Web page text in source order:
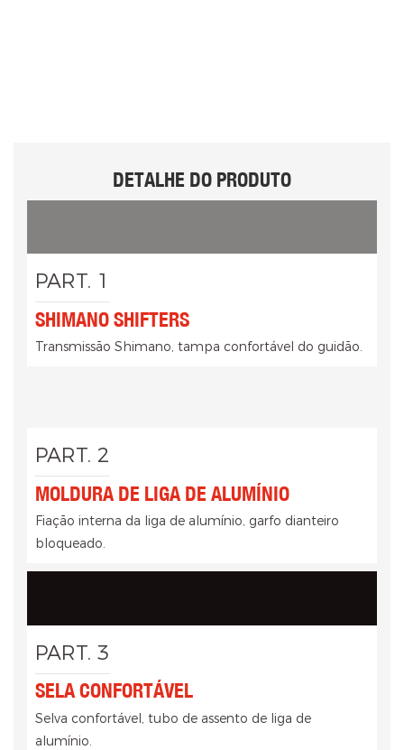
DETALHE DO PRODUTO
PART. 1
SHIMANO SHIFTERS
Transmissão Shimano, tampa confortável do guidão.
PART. 2
MOLDURA DE LIGA DE ALUMÍNIO
Fiação interna da liga de alumínio, garfo dianteiro
bloqueado.
PART. 3
SELA CONFORTÁVEL
Selva confortável, tubo de assento de liga de
alumínio.